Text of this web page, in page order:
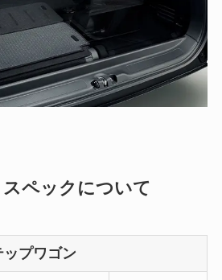
ペックについて
ップワゴン